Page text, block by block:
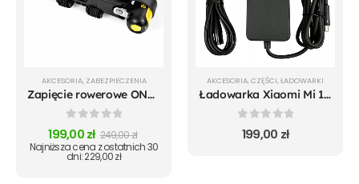
AKCESORIA, ZABEZPIECZENIA
Zapięcie rowerowe ONGUARD Link Plate Lock REVOLVER X4P 8128 SKŁADANE - 79cm - 5 x Klucze z kodem
0out of 5
199,00zł 249,00zł
Najniższa cena z ostatnich 30
dni:229,00zł
AKCESORIA, CZĘŚCI, ŁADOWARKI
Ładowarka Xiaomi Mi 1S m365 Pro Mi Pro 2 Essential - oryginalna
0out of 5
199,00 zł